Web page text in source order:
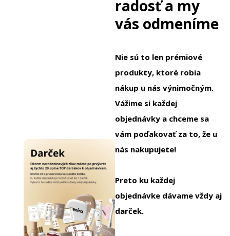
radosť a my
vás odmeníme
Nie sú to len prémiové
produkty, ktoré robia
nákup u nás výnimočným.
Vážime si každej
objednávky a chceme sa
vám poďakovať za to, že u
nás nakupujete!
Preto ku každej
objednávke dávame vždy aj
darček.